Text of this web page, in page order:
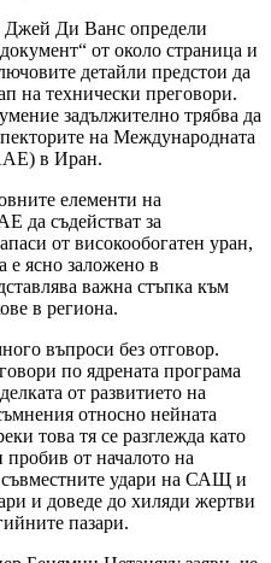
Джей Ди Ванс определи
от около страница и
детайли предстои да
на технически преговори.
задължително трябва да
на Международната
в Иран.
елементи на
да съдействат за
от високообогатен уран,
е ясно заложено в
важна стъпка към
в региона.
въпроси без отговор.
по ядрената програма
от развитието на
относно нейната
това тя се разглежда като
от началото на
съвместните удари на САЩ и
и доведе до хиляди жертви
пазари.